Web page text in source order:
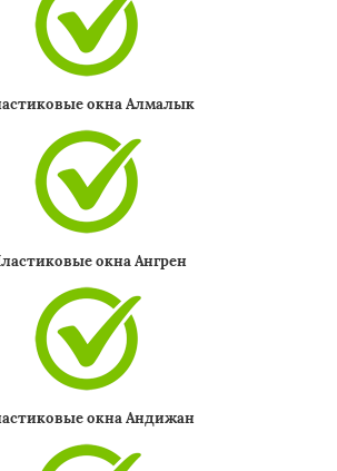
окна Алмалык
окна Ангрен
окна Андижан